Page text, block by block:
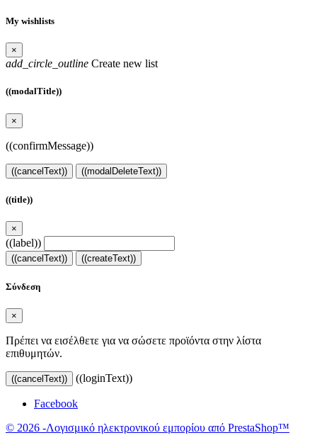
My wishlists
×
add_circle_outline Create new list
((modalTitle))
×
((confirmMessage))
((cancelText)) ((modalDeleteText))
((title))
×
((label))
((cancelText)) ((createText))
Σύνδεση
×
Πρέπει να εισέλθετε για να σώσετε προϊόντα στην λίστα
επιθυμητών.
((cancelText)) ((loginText))
Facebook
© 2026 -Λογισμικό ηλεκτρονικού εμπορίου από PrestaShop™